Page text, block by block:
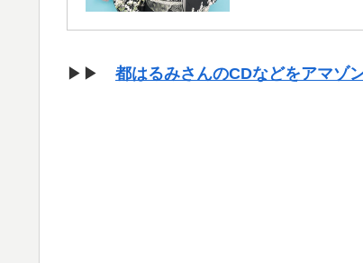
▶▶ 都はるみさんのCDなどをアマゾ